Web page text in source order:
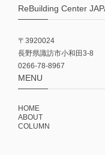
ReBuilding Center
〒3920024
長野県諏訪市小和田3-8
0266-78-8967
MENU
HOME
ABOUT
COLUMN